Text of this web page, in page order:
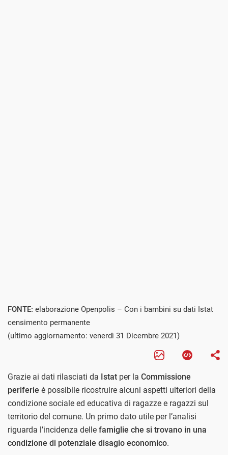
FONTE: elaborazione Openpolis – Con i bambini su dati Istat
censimento permanente
(ultimo aggiornamento: venerdì 31 Dicembre 2021)
Grazie ai dati rilasciati da Istat per la Commissione
periferie è possibile ricostruire alcuni aspetti ulteriori della
condizione sociale ed educativa di ragazze e ragazzi sul
territorio del comune. Un primo dato utile per l’analisi
riguarda l’incidenza delle famiglie che si trovano in una
condizione di potenziale disagio economico.